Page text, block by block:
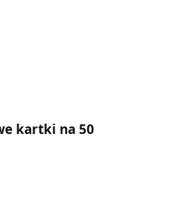
kartki na 50